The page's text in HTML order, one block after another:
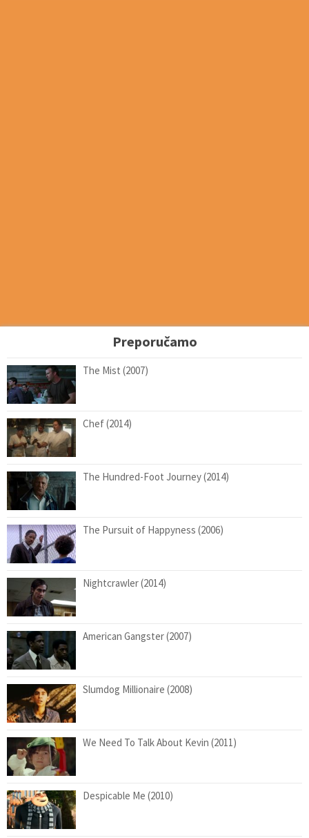
Preporučamo
The Mist (2007)
Chef (2014)
The Hundred-Foot Journey (2014)
The Pursuit of Happyness (2006)
Nightcrawler (2014)
American Gangster (2007)
Slumdog Millionaire (2008)
We Need To Talk About Kevin (2011)
Despicable Me (2010)